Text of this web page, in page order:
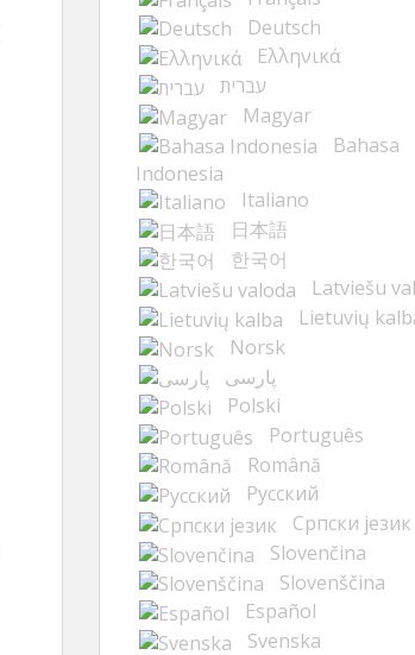
Deutsch
Ελληνικά
עברית
Magyar
Bahasa
Indonesia
Italiano
日本語
한국어
Latviešu
Lietuvių
Norsk
پارسی
Polski
Português
Română
Русский
Cрпски језик
Slovenčina
Slovenščina
Español
Svenska